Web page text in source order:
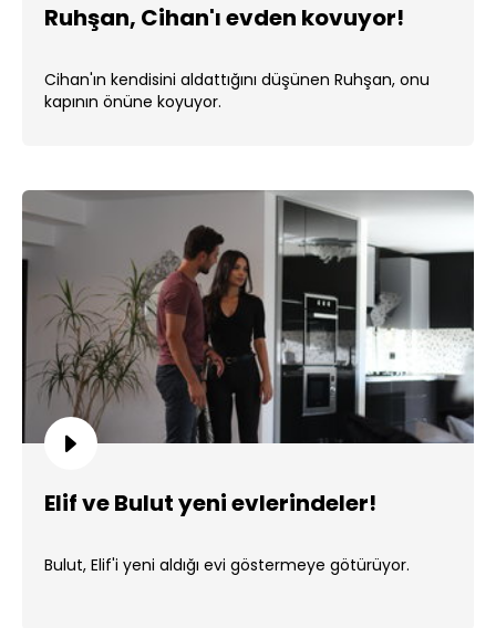
Ruhşan, Cihan'ı evden kovuyor!
Cihan'ın kendisini aldattığını düşünen Ruhşan, onu
kapının önüne koyuyor.
Elif ve Bulut yeni evlerindeler!
Bulut, Elif'i yeni aldığı evi göstermeye götürüyor.